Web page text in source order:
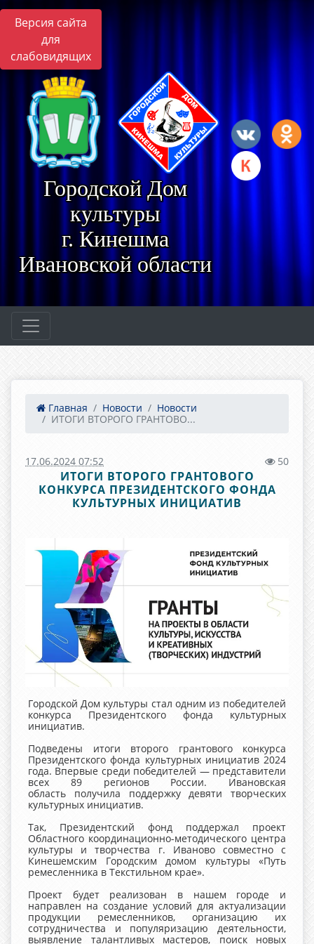
Версия сайта
для
слабовидящих
Городской Дом
культуры
г. Кинешма
Ивановской области
Главная Новости
Новости
ИТОГИ ВТОРОГО ГРАНТОВО...
17.06.2024 07:52 50
ИТОГИ ВТОРОГО ГРАНТОВОГО
КОНКУРСА ПРЕЗИДЕНТСКОГО ФОНДА
КУЛЬТУРНЫХ ИНИЦИАТИВ
Городской Дом культуры стал одним из победителей
конкурса Президентского фонда культурных
инициатив.
Подведены итоги второго грантового конкурса
Президентского фонда культурных инициатив 2024
года. Впервые среди победителей — представители
всех 89 регионов России. Ивановская
область получила поддержку девяти творческих
культурных инициатив.
Так, Президентский фонд поддержал проект
Областного координационно-методического центра
культуры и творчества г. Иваново совместно с
Кинешемским Городским домом культуры «Путь
ремесленника в Текстильном крае».
Проект будет реализован в нашем городе и
направлен на создание условий для актуализации
продукции ремесленников, организацию их
сотрудничества и популяризацию деятельности,
выявление талантливых мастеров, поиск новых